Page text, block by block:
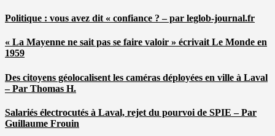
Politique : vous avez dit « confiance ? – par leglob-journal.fr
« La Mayenne ne sait pas se faire valoir » écrivait Le Monde en
1959
Des citoyens géolocalisent les caméras déployées en ville à Laval
– Par Thomas H.
Salariés électrocutés à Laval, rejet du pourvoi de SPIE – Par
Guillaume Frouin